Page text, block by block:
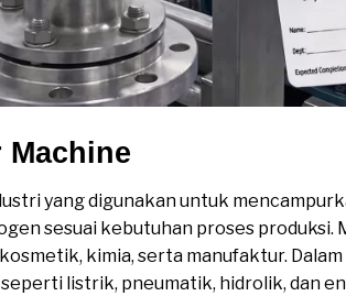
yang digunakan untuk
sesuai kebutuhan proses produksi.
kimia, serta manufaktur.
listrik, pneumatik, hidrolik, dan